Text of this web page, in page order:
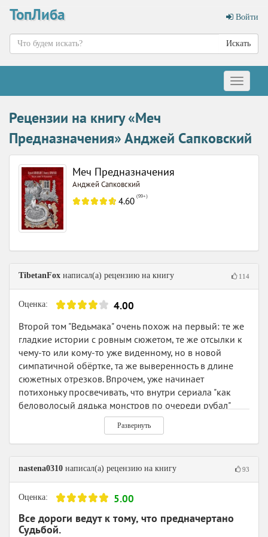
ТопЛиба Войти
Искать
Меню
Рецензии на книгу «Меч
Предназначения» Анджей Сапковский
Меч Предназначения
Анджей Сапковский
4.60 (99+)
TibetanFox написал(а) рецензию на книгу 114
Оценка: 4.00
Второй том "Ведьмака" очень похож на первый: те же
гладкие истории с ровным сюжетом, те же отсылки к
чему-то или кому-то уже виденному, но в новой
симпатичной обёртке, та же выверенность в длине
сюжетных отрезков. Впрочем, уже начинает
потихоньку просвечивать, что внутри сериала "как
беловолосый дядька монстров по очереди рубал"
скрывается нечто большее, чем занятный бестиарий.
Пока понемножечку. В целом же, если читать первые
два тома подряд, то можно и пропустить переход
между ними.
характеры персонажей даются без контекста, его
приходится урывать по крупицам. Откуда они пришли,
почему они такие, что они думают — как золотые
крупицы в тоннах песка, замучишься просеивать, тем
Развернуть
nastena0310 написал(а) рецензию на книгу 93
Оценка: 5.00
Все дороги ведут к тому, что предначертано
Судьбой.